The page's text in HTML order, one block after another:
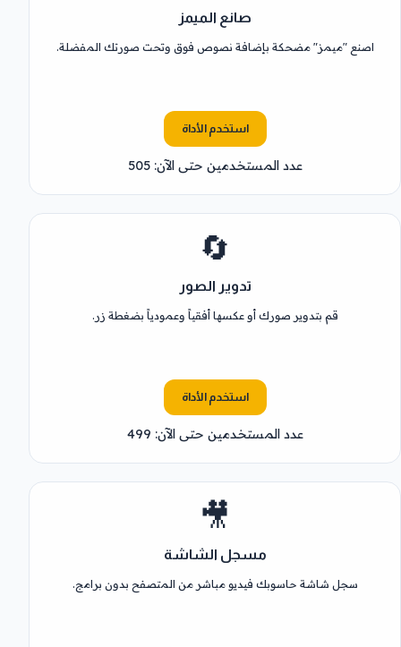
صانع الميمز
اصنع "ميمز" مضحكة بإضافة نصوص فوق وتحت صورتك المفضلة.
استخدم الأداة
عدد المستخدمين حتى الآن: 505
🔄
تدوير الصور
قم بتدوير صورك أو عكسها أفقياً وعمودياً بضغطة زر.
استخدم الأداة
عدد المستخدمين حتى الآن: 499
🎥
مسجل الشاشة
سجل شاشة حاسوبك فيديو مباشر من المتصفح بدون برامج.